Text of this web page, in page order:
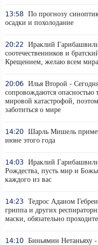
13:58 По прогнозу
осадки и похолодание
20:22 Ираклий
соотечественников и
Крещением, желаю всем
20:06 Илья Второй -
сопровождаются опасностью
мировой катастрофой,
заботиться о мире
14:20 Шарль Мишель
июне этого года
14:03 Ираклий
Рождества, пусть мир и
каждого из вас
14:23 Тедрос Аданом
гриппа и других
маски, обязательно
14:10 Биньямин Нетаньяху